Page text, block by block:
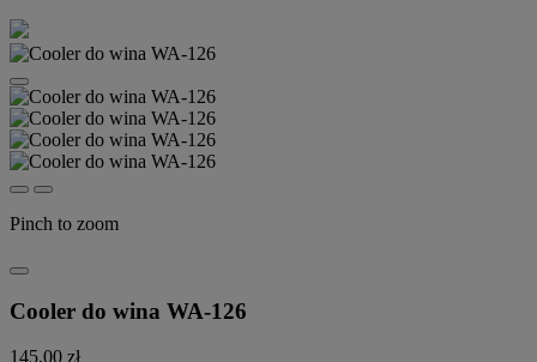
Pinch to zoom
Cooler do wina WA-126
145,00 zł